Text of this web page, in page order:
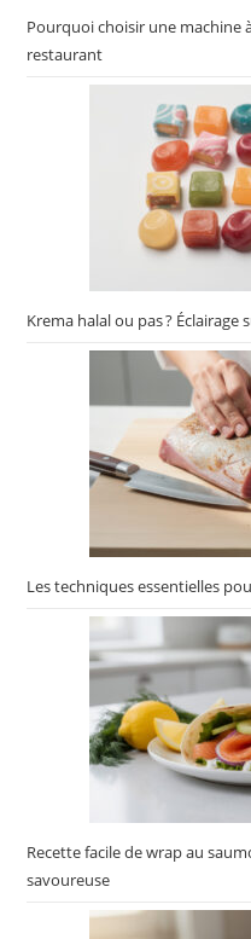
Pourquoi choisir une machine
restaurant
Krema halal ou pas ? Éclairage
Les techniques essentielles
Recette facile de wrap au
savoureuse